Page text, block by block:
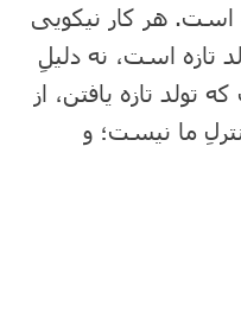
است. هر کار نیکویی
تازه است، نه دلیلِ
تولد تازه یافتن، از
ما نیست؛ و